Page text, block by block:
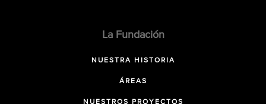
La Fundación
NUESTRA HISTORIA
ÁREAS
NUESTROS PROYECTOS